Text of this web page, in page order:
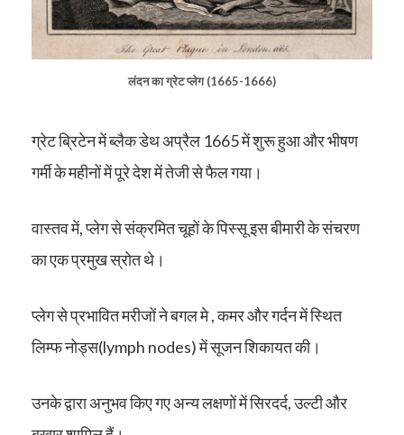
लंदन का ग्रेट प्लेग (1665-1666)
ग्रेट ब्रिटेन में ब्लैक डेथअप्रैल 1665 में शुरू हुआ और भीषण
गर्मी के महीनों में पूरे देश में तेजी से फैल गया।
वास्तव में, प्लेग से संक्रमित चूहों के पिस्सू इस बीमारी के संचरण
का एक प्रमुख स्रोत थे।
प्लेग से प्रभावित मरीजों ने बगल मे , कमर और गर्दन में स्थित
लिम्फ नोड्स(lymph nodes) में सूजन शिकायत की।
उनके द्वारा अनुभव किए गए अन्य लक्षणों में सिरदर्द, उल्टी और